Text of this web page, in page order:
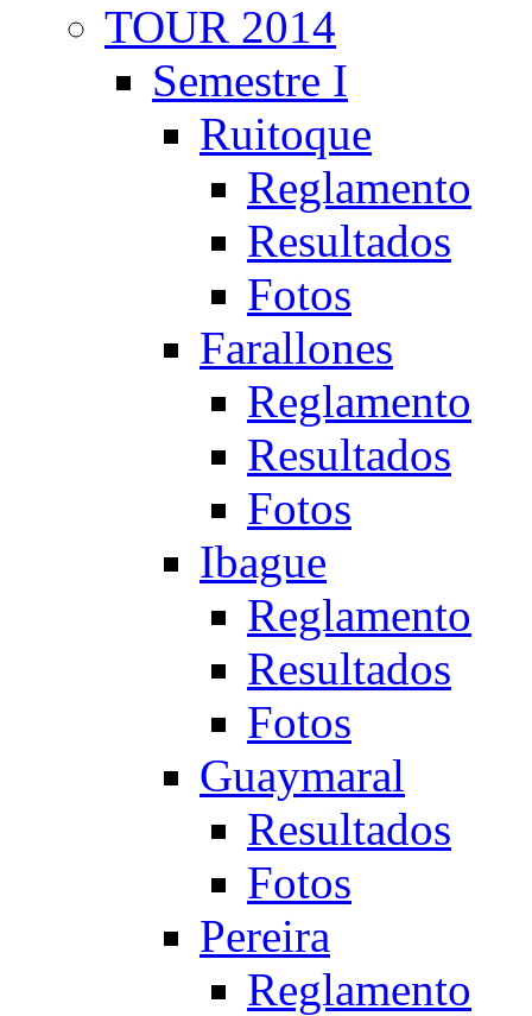
TOUR 2014
Semestre I
Ruitoque
Reglamento
Resultados
Fotos
Farallones
Reglamento
Resultados
Fotos
Ibague
Reglamento
Resultados
Fotos
Guaymaral
Resultados
Fotos
Pereira
Reglamento